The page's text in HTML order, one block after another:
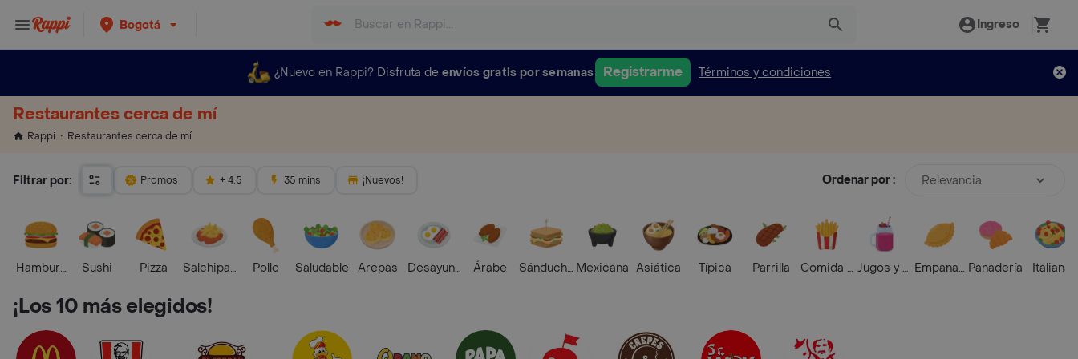
Bogotá Ingreso
¿Nuevo en Rappi? Disfruta de envíos gratis por semanas Registrarme Términos y condiciones
Restaurantes cerca de mí
Rappi Restaurantes cerca de mí
Filtrar por: Promos + 4.5 35 mins ¡Nuevos! Ordenar por : Relevancia
HamburguesaSushi Pizza Salchipapas Pollo Saludable Arepas Desayunos Árabe SánduchesMexicana Asiática Típica Parrilla Comida RápidaJugos y BatidosEmpanadasPanadería Italiana
¡Los 10 más elegidos!